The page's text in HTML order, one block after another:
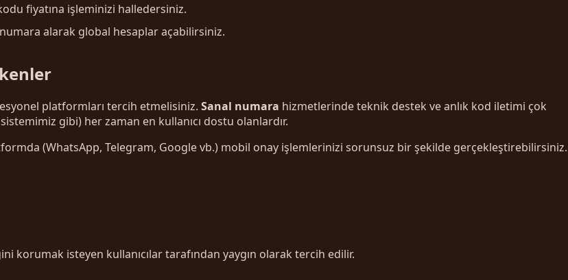
fiyatına işleminizi halledersiniz.
alarak global hesaplar açabilirsiniz.
platformları tercih etmelisiniz. Sanal numara hizmetlerinde teknik destek ve anlık kod iletimi çok
gibi) her zaman en kullanıcı dostu olanlardır.
(WhatsApp, Telegram, Google vb.) mobil onay işlemlerinizi sorunsuz bir şekilde gerçekleştirebilirsiniz.
korumak isteyen kullanıcılar tarafından yaygın olarak tercih edilir.